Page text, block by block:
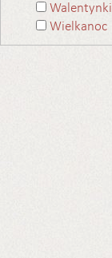
Walentynki
Wielkanoc